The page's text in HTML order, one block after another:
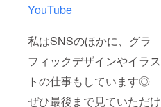
YouTube
私はSNSのほかに、グラ
フィックデザインやイラス
トの仕事もしています◎
ぜひ最後まで見ていただけ